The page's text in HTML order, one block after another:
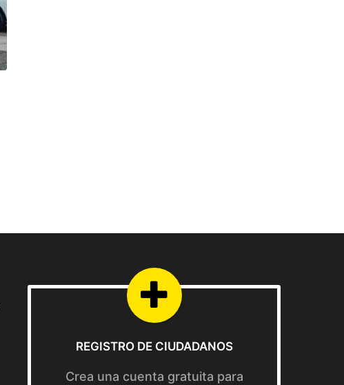
REGISTRO DE CIUDADANOS
Crea una cuenta gratuita para